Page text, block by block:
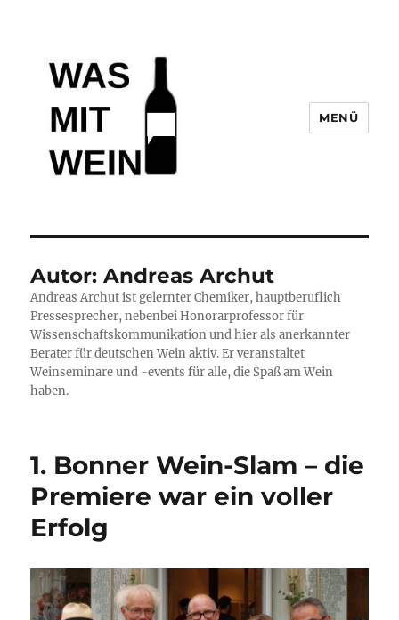
MENÜ
Autor:Andreas Archut
Andreas Archut ist gelernter Chemiker, hauptberuflich
Pressesprecher, nebenbei Honorarprofessor für
Wissenschaftskommunikation und hier als anerkannter
Berater für deutschen Wein aktiv. Er veranstaltet
Weinseminare und -events für alle, die Spaß am Wein
haben.
1. Bonner Wein-Slam – die
Premiere war ein voller
Erfolg